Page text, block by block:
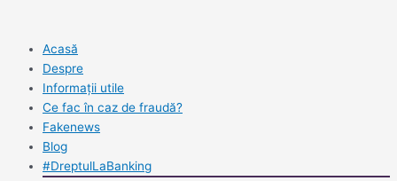
contentAcasă
Despre
Informații utile
Ce fac în caz de fraudă?
Fakenews
Blog
#DreptulLaBanking